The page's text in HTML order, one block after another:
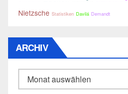
Nietzsche Statistiken Davilá Demandt
ARCHIV
Archiv